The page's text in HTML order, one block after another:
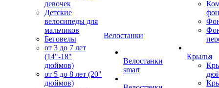
девочек
Детские
велосипеды для
мальчиков
Беговелы
от 3 до 7 лет
(14"-18"
дюймов)
от 5 до 8 лет (20"
дюймов)
Велостанки
Велостанки
smart
Крылья